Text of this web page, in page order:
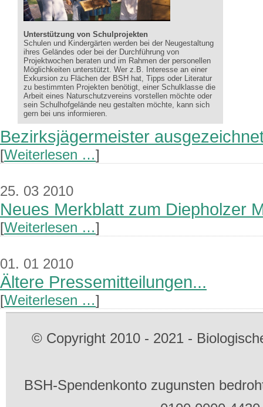
Unterstützung von Schulprojekten
Schulen und Kindergärten werden bei der Neugestaltung
ihres Geländes oder bei der Durchführung von
Projektwochen beraten und im Rahmen der personellen
Möglichkeiten unterstützt. Wer z.B. Interesse an einer
Exkursion zu Flächen der BSH hat, Tipps oder Literatur
zu bestimmten Projekten benötigt, einer Schulklasse die
Arbeit eines Naturschutzvereins vorstellen möchte oder
sein Schulhofgelände neu gestalten möchte, kann sich
gern bei uns informieren.
Bezirksjägermeister
[Weiterlesen …]
25. 03 2010
Neues Merkblatt zum Diepholzer
[Weiterlesen …]
01. 01 2010
Ältere Pressemitteilungen...
[Weiterlesen …]
© Copyright 2010 - 2021 -
BSH-Spendenkonto zugunsten